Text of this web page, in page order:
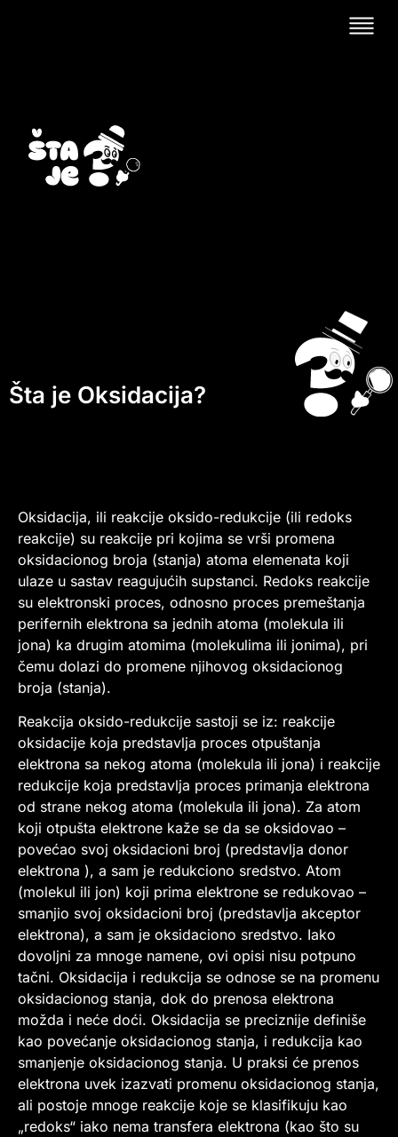
Šta je Oksidacija?
Oksidacija, ili reakcije oksido-redukcije (ili redoks
reakcije) su reakcije pri kojima se vrši promena
oksidacionog broja (stanja) atoma elemenata koji
ulaze u sastav reagujućih supstanci. Redoks reakcije
su elektronski proces, odnosno proces premeštanja
perifernih elektrona sa jednih atoma (molekula ili
jona) ka drugim atomima (molekulima ili jonima), pri
čemu dolazi do promene njihovog oksidacionog
broja (stanja).
Reakcija oksido-redukcije sastoji se iz: reakcije
oksidacije koja predstavlja proces otpuštanja
elektrona sa nekog atoma (molekula ili jona) i reakcije
redukcije koja predstavlja proces primanja elektrona
od strane nekog atoma (molekula ili jona). Za atom
koji otpušta elektrone kaže se da se oksidovao –
povećao svoj oksidacioni broj (predstavlja donor
elektrona ), a sam je redukciono sredstvo. Atom
(molekul ili jon) koji prima elektrone se redukovao –
smanjio svoj oksidacioni broj (predstavlja akceptor
elektrona), a sam je oksidaciono sredstvo. Iako
dovoljni za mnoge namene, ovi opisi nisu potpuno
tačni. Oksidacija i redukcija se odnose se na promenu
oksidacionog stanja, dok do prenosa elektrona
možda i neće doći. Oksidacija se preciznije definiše
kao povećanje oksidacionog stanja, i redukcija kao
smanjenje oksidacionog stanja. U praksi će prenos
elektrona uvek izazvati promenu oksidacionog stanja,
ali postoje mnoge reakcije koje se klasifikuju kao
„redoks“ iako nema transfera elektrona (kao što su